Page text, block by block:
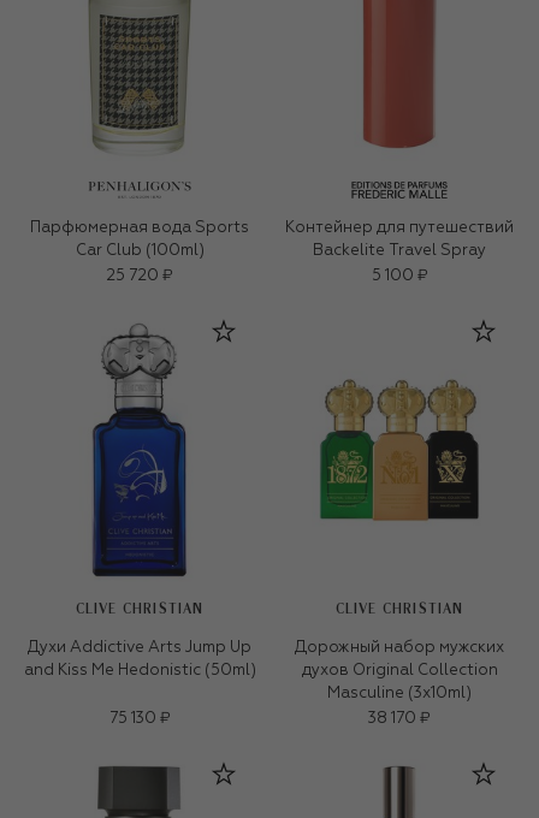
Парфюмерная вода Sports
Car Club (100ml)
25 720 ₽
Контейнер для путешествий
Backelite Travel Spray
5 100 ₽
CLIVE CHRISTIAN
Духи Addictive Arts Jump Up
and Kiss Me Hedonistic (50ml)
75 130 ₽
CLIVE CHRISTIAN
Дорожный набор мужских
духов Original Collection
Masculine (3x10ml)
38 170 ₽